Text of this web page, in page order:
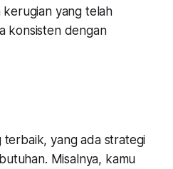
yang telah
konsisten dengan
terbaik, yang ada strategi
Misalnya, kamu